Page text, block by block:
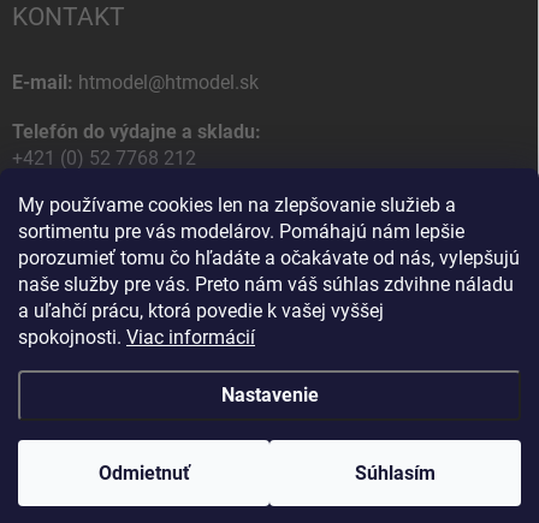
My používame cookies len na zlepšovanie služieb a
sortimentu pre vás modelárov. Pomáhajú nám lepšie
porozumieť tomu čo hľadáte a očakávate od nás, vylepšujú
naše služby pre vás. Preto nám váš súhlas zdvihne náladu
a uľahčí prácu, ktorá povedie k vašej vyššej
spokojnosti. Viac informácií
Nastavenie
Odmietnuť Súhlasím
KONTAKT
E-mail: htmodel@htmodel.sk
Telefón do výdajne a skladu:
+421 (0) 52 7768 212
Poštová / Odberná adresa:
HT model
Na letisko 49
058 01 Poprad
Slovenská Republika
Vytvoril Shoptet
Copyright 2026HT model. Všetky práva vyhradené.Upraviť nastavenie
Ako vám pomôžem?